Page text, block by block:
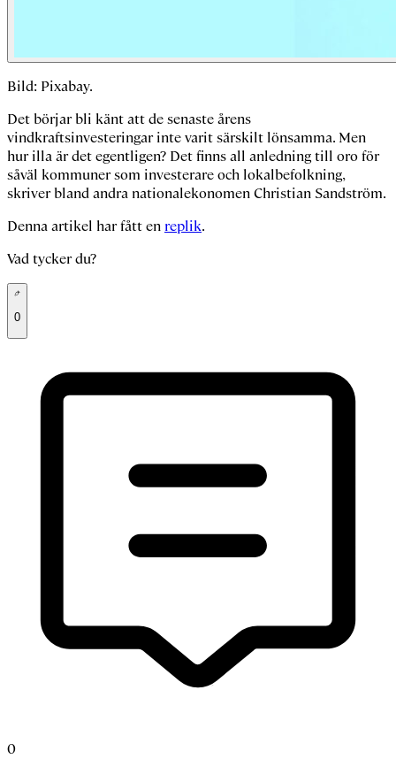
Bild: Pixabay.
Det börjar bli känt att de senaste årens
vindkraftsinvesteringar inte varit särskilt lönsamma. Men
hur illa är det egentligen? Det finns all anledning till oro för
såväl kommuner som investerare och lokalbefolkning,
skriver bland andra nationalekonomen Christian Sandström.
Denna artikel har fått enreplik.
Vad tycker du?
0
0